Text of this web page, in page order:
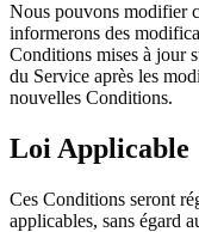
Nous pouvons modifier
informerons des
Conditions mises à jour
du Service après les
nouvelles Conditions.
Loi Applicable
Ces Conditions seront
applicables, sans égard